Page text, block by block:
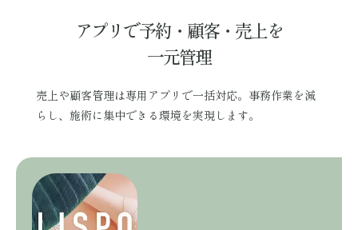
アプリで予約・顧客・売上を
一元管理
売上や顧客管理は専用アプリで一括対応。事務作業を減
らし、施術に集中できる環境を実現します。